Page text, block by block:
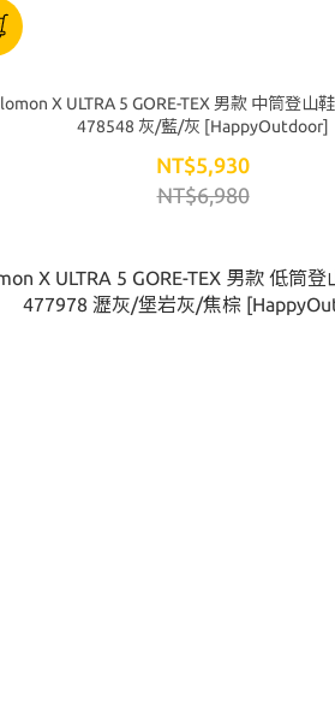
X ULTRA 5 GORE-TEX 男款 中筒登山
478548 灰/藍/灰 [HappyOutdoor]
NT$5,930
NT$6,980